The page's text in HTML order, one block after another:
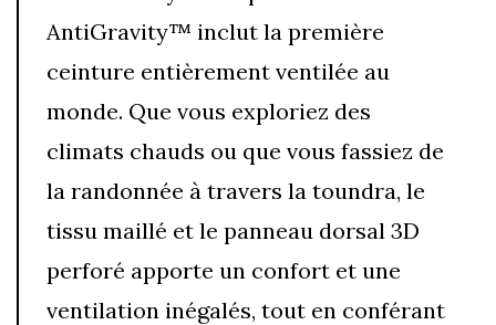
AntiGravity™ inclut la première
ceinture entièrement ventilée au
monde. Que vous exploriez des
climats chauds ou que vous fassiez de
la randonnée à travers la toundra, le
tissu maillé et le panneau dorsal 3D
perforé apporte un confort et une
ventilation inégalés, tout en conférant